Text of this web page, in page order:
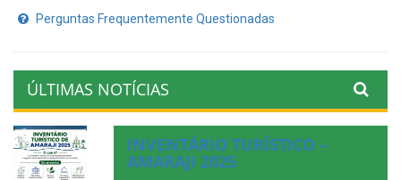
Perguntas Frequentemente Questionadas
ÚLTIMAS NOTÍCIAS
INVENTÁRIO TURÍSTICO –
AMARAJI 2025